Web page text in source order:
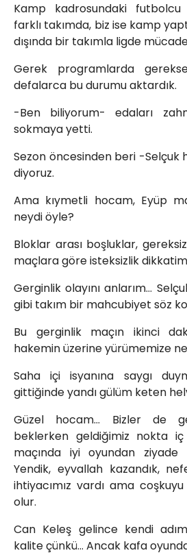
Kamp kadrosundaki futbolcu
farklı takımda, biz ise kamp
dışında bir takımla ligde
Gerek programlarda
defalarca bu durumu aktardık.
-Ben biliyorum- edaları
sokmaya yetti.
Sezon öncesinden beri -Selçuk
diyoruz.
Ama kıymetli hocam, Eyüp
neydi öyle?
Bloklar arası boşluklar,
maçlara göre isteksizlik
Gerginlik olayını anlarım…
gibi takım bir mahcubiyet söz
Bu gerginlik maçın ikinci
hakemin üzerine yürümemize
Saha içi isyanına saygı
gittiğinde yandı gülüm keten
Güzel hocam… Bizler de
beklerken geldiğimiz nokta iç
maçında iyi oyundan ziyade
Yendik, eyvallah kazandık,
ihtiyacımız vardı ama
olur.
Can Keleş gelince kendi
kalite çünkü… Ancak kafa